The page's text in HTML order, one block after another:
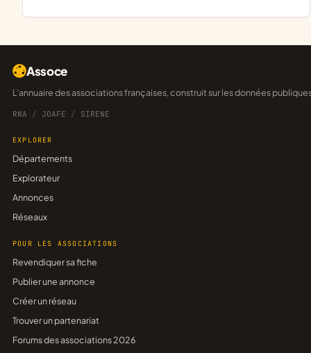
Assoce
L'annuaire des associations françaises, construit sur les données
RNA / JOAFE / SIRENE
EXPLORER
Départements
Explorateur
Annonces
Réseaux
POUR LES ASSOCIATIONS
Revendiquer sa fiche
Publier une annonce
Créer un réseau
Trouver un partenariat
Forums des associations 2026